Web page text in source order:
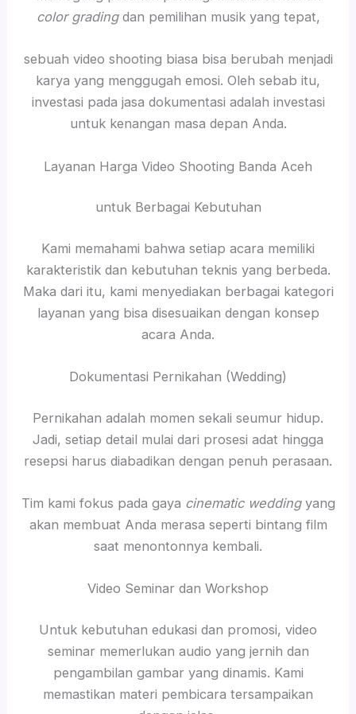
color gradingdan pemilihan musik yang tepat,
sebuah video shooting biasa bisa berubah menjadi
karya yang menggugah emosi. Oleh sebab itu,
investasi pada jasa dokumentasi adalah investasi
untuk kenangan masa depan Anda.
Layanan Harga Video Shooting Banda Aceh
untuk Berbagai Kebutuhan
Kami memahami bahwa setiap acara memiliki
karakteristik dan kebutuhan teknis yang berbeda.
Maka dari itu, kami menyediakan berbagai kategori
layanan yang bisa disesuaikan dengan konsep
acara Anda.
Dokumentasi Pernikahan (Wedding)
Pernikahan adalah momen sekali seumur hidup.
Jadi, setiap detail mulai dari prosesi adat hingga
resepsi harus diabadikan dengan penuh perasaan.
Tim kami fokus pada gaya cinematic weddingyang
akan membuat Anda merasa seperti bintang film
saat menontonnya kembali.
Video Seminar dan Workshop
Untuk kebutuhan edukasi dan promosi, video
seminar memerlukan audio yang jernih dan
pengambilan gambar yang dinamis. Kami
memastikan materi pembicara tersampaikan